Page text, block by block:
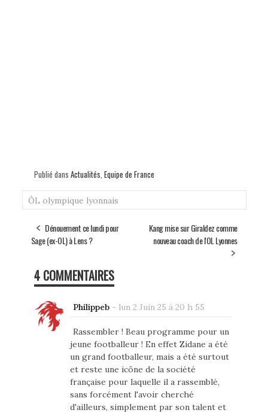
Publié dans Actualités, Equipe de France
ÔL olympique lyonnais
Dénouement ce lundi pour
Sage (ex-OL) à Lens ?
Kang mise sur Giraldez comme
nouveau coach de l'OL Lyonnes
4 COMMENTAIRES
Philippeb- lun 2 Juin 25 à 20 h 55
Rassembler ! Beau programme pour un
jeune footballeur ! En effet Zidane a été
un grand footballeur, mais a été surtout
et reste une icône de la société
française pour laquelle il a rassemblé,
sans forcément l'avoir cherché
d'ailleurs, simplement par son talent et